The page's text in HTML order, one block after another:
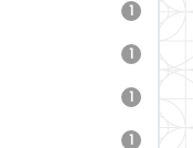
1
1
1
1